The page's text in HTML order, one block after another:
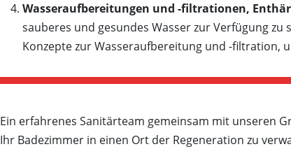
Wasseraufbereitungen und -filtrationen,
sauberes und gesundes Wasser zur Verfügung
Konzepte zur Wasseraufbereitung und -filtration,
Ein erfahrenes Sanitärteam gemeinsam mit unseren
Ihr Badezimmer in einen Ort der Regeneration zu